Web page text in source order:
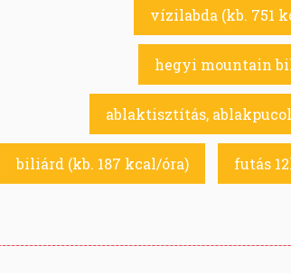
vízilabda (kb. 751
hegyi mountain
ablaktisztítás,
biliárd (kb. 187 kcal/óra) futás